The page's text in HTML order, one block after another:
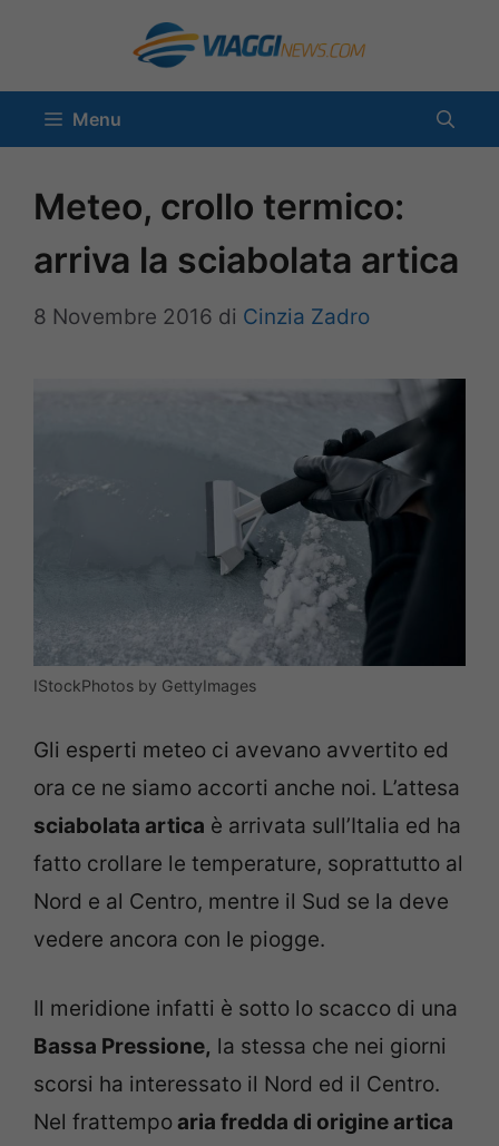
contenuto
Menu
Meteo, crollo termico:
arriva la sciabolata artica
8 Novembre 2016 di Cinzia Zadro
IStockPhotos by GettyImages
Gli esperti meteo ci avevano avvertito ed
ora ce ne siamo accorti anche noi. L’attesa
sciabolata artica è arrivata sull’Italia ed ha
fatto crollare le temperature, soprattutto al
Nord e al Centro, mentre il Sud se la deve
vedere ancora con le piogge.
Il meridione infatti è sotto lo scacco di una
Bassa Pressione, la stessa che nei giorni
scorsi ha interessato il Nord ed il Centro.
Nel frattempoaria fredda di origine artica